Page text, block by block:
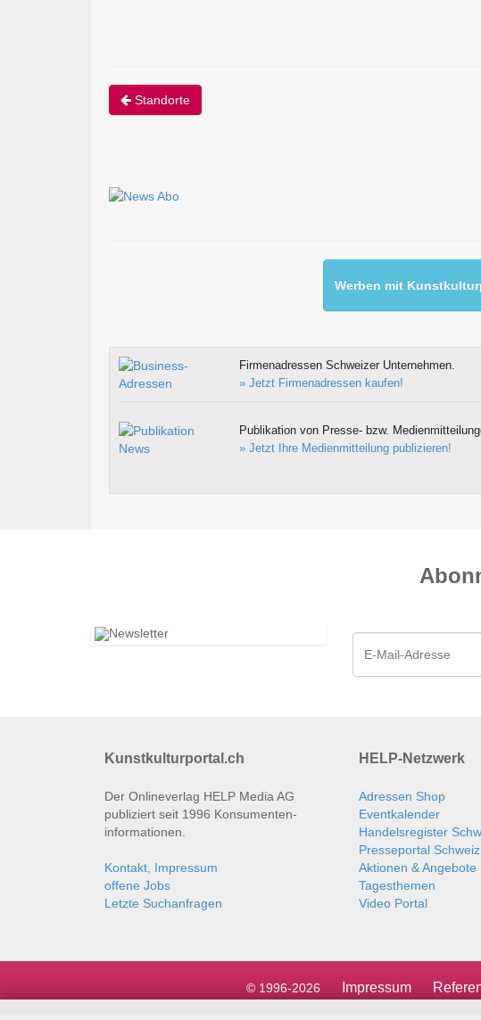
Standorte
Werben mit
Firmenadressen Schweizer Unternehmen.
» Jetzt Firmenadressen kaufen!
Publikation von Presse- bzw.
» Jetzt Ihre Medienmitteilung publizieren!
Kunstkulturportal.ch
Der Onlineverlag HELP Media AG
publiziert seit 1996 Konsumenten­
informationen.
Kontakt, Impressum
offene Jobs
Letzte Suchanfragen
HELP-Netzwerk
Adressen Shop
Eventkalender
Handelsregister
Presseportal Schweiz
Aktionen & Angebote
Tagesthemen
Video Portal
© 1996-2026 Impressum